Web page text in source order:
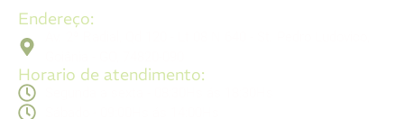
Endereço:
Horario de atendimento: